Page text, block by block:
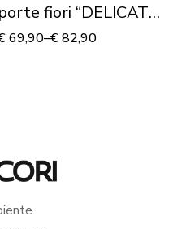
porte fiori “DELICATE
ROSA”
69,90–€82,90